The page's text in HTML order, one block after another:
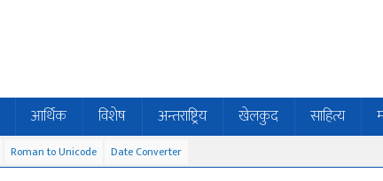
आर्थिक विशेष अन्तराष्ट्रिय खेलकुद साहित्य
Roman to Unicode Date Converter